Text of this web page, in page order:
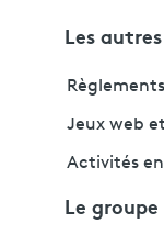
Les
Jeux web
Activités
Le groupe